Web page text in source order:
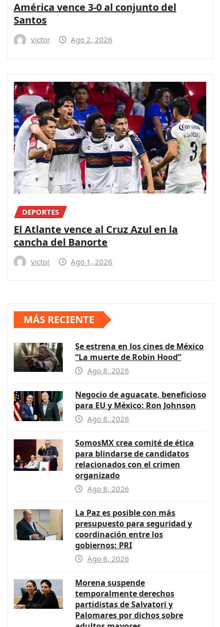
América vence 3-0 al conjunto del
Santos
victor Ago 2, 2026
DEPORTES
El Atlante vence al Cruz Azul en la
cancha del Banorte
victor Ago 1, 2026
MÁS RECIENTE
Se estrena en los cines de México
“La muerte de Robin Hood”
Ago 8, 2026
Negocio de aguacate, beneficioso
para EU y México: Ron Johnson
Ago 8, 2026
SomosMX crea comité de ética
para blindarse de candidatos
relacionados con el crimen
organizado
Ago 8, 2026
La Paz es posible con más
presupuesto para seguridad y
coordinación entre los
gobiernos: PRI
Ago 8, 2026
Morena suspende
temporalmente derechos
partidistas de Salvatori y
Palomares por dichos sobre